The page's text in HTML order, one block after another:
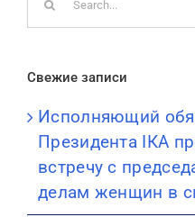
Свежие записи
Исполняющий
Президента IКА
встречу с
делам женщин в